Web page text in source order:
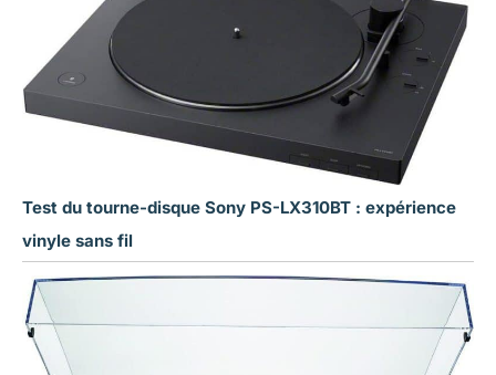
Test du tourne-disque Sony PS-LX310BT : expérience
vinyle sans fil